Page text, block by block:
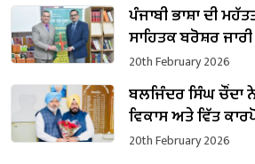
ਪੰਜਾਬੀ ਭਾਸ਼ਾ ਦੀ
ਸਾਹਿਤਕ ਬਰੋਸ਼ਰ ਜਾਰੀ
20th February 2026
ਬਲਜਿੰਦਰ ਸਿੰਘ ਚੌਂਦਾ
ਵਿਕਾਸ ਅਤੇ ਵਿੱਤ
ਸੰਭਾਲਿਆ ਕਾਰਜਭਾਰ
20th February 2026